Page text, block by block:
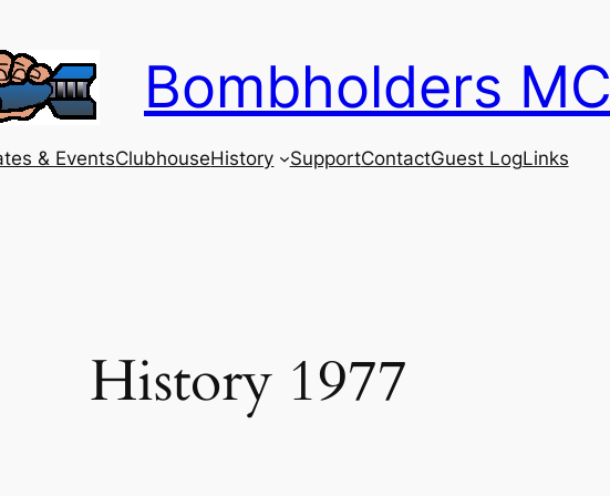
Bombholders MC
& EventsClubhouseHistory SupportContactGuest LogLinks
History 1977